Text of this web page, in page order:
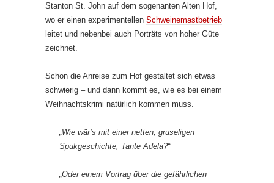
Stanton St. John auf dem sogenanten Alten Hof,
wo er einen experimentellen Schweinemastbetrieb
leitet und nebenbei auch Porträts von hoher Güte
zeichnet.
Schon die Anreise zum Hof gestaltet sich etwas
schwierig – und dann kommt es, wie es bei einem
Weihnachtskrimi natürlich kommen muss.
„Wie wär’s mit einer netten, gruseligen
Spukgeschichte, Tante Adela?“
„Oder einem Vortrag über die gefährlichen